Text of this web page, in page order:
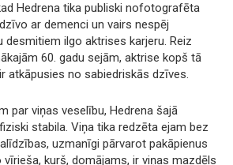
Hedrena tika publiski nofotografēta
ar demenci un vairs nespēj
desmitiem ilgo aktrises karjeru. Reiz
60. gadu sejām, aktrise kopš tā
atkāpusies no sabiedriskās dzīves.
par viņas veselību, Hedrena šajā
stabila. Viņa tika redzēta ejam bez
uzmanīgi pārvarot pakāpienus
kurš, domājams, ir viņas mazdēls